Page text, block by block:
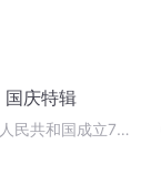
国庆特辑
民共和国成立73